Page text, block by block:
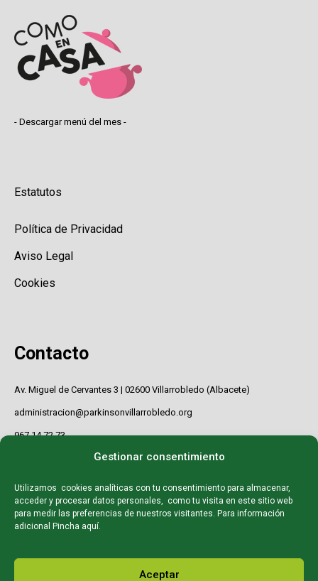
Gestionar consentimiento
Utilizamos cookies analíticas con tu consentimiento para almacenar,
acceder y procesar datos personales, como tu visita en este sitio web
para medir las preferencias de nuestros visitantes. Para información
adicional
Pincha aquí.
Aceptar
- Descargar menú del mes -
Estatutos
Política de Privacidad
Aviso Legal
Cookies
Contacto
Av. Miguel de Cervantes 3 | 02600 Villarrobledo (Albacete)
administracion@parkinsonvillarrobledo.org
967 14 72 73